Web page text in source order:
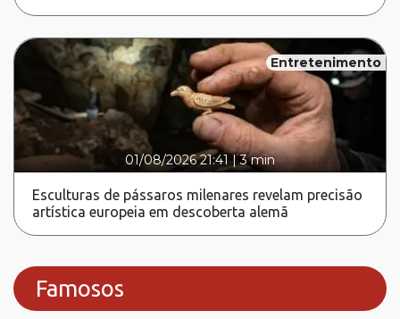
Entretenimento
01/08/2026 21:41 |3 min
Esculturas de pássaros milenares revelam precisão
artística europeia em descoberta alemã
Famosos